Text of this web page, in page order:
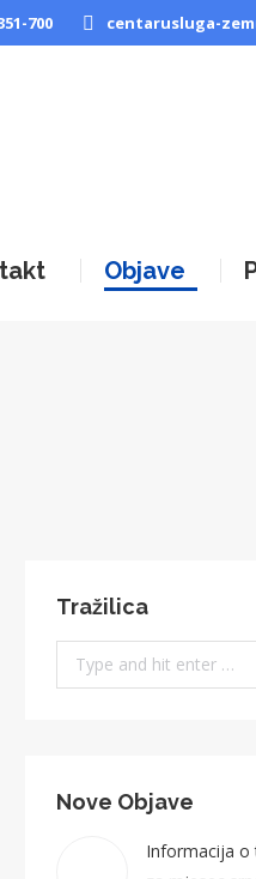
700 centarusluga-
Objave
Tražilica
Search:
Nove Objave
Informacija o